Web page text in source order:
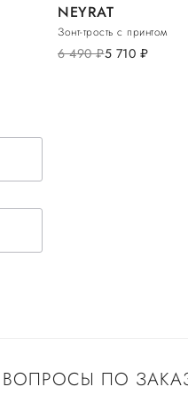
NEYRAT
Зонт-трость с принтом
6 490руб.5 710 руб.
ВОПРОСЫ ПО